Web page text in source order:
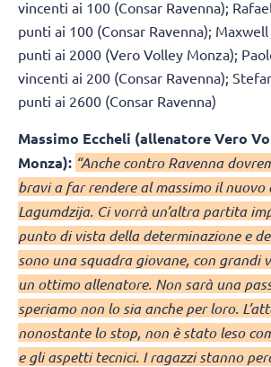
vincenti ai 100 (Consar Ravenna);
punti ai 100 (Consar Ravenna);
punti ai 2000 (Vero Volley Monza);
vincenti ai 200 (Consar Ravenna);
punti ai 2600 (Consar Ravenna)
Massimo Eccheli (allenatore Vero
Monza): “Anche contro Ravenna
bravi a far rendere al massimo il nuovo
Lagumdzija. Ci vorrà un’altra partita
punto di vista della determinazione e
sono una squadra giovane, con grandi
un ottimo allenatore. Non sarà una
speriamo non lo sia anche per loro.
nonostante lo stop, non è stato leso
e gli aspetti tecnici. I ragazzi stanno